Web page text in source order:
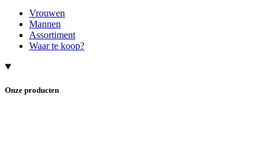
Vrouwen
Mannen
Assortiment
Waar te koop?
Onze producten